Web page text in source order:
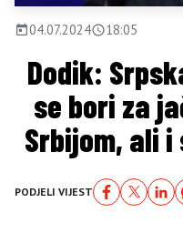
04.07.2024 18:05
Dodik:
se bori za
Srbijom, ali
PODJELI VIJEST